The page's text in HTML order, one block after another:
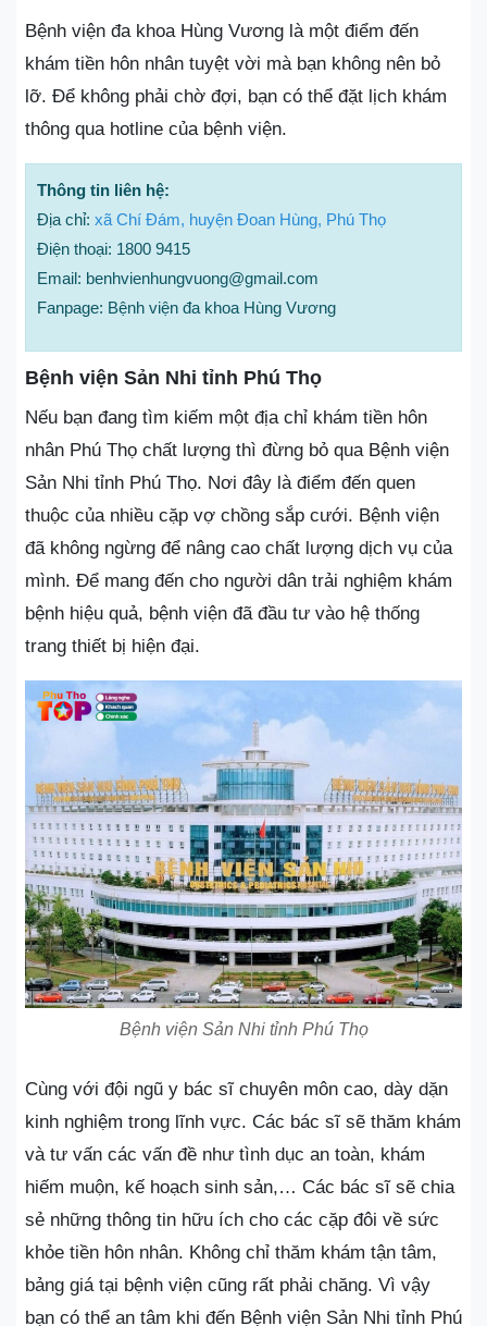
Bệnh viện đa khoa Hùng Vương là một điểm đến
khám tiền hôn nhân tuyệt vời mà bạn không nên bỏ
lỡ. Để không phải chờ đợi, bạn có thể đặt lịch khám
thông qua hotline của bệnh viện.
Thông tin liên hệ:
Địa chỉ: xã Chí Đám, huyện Đoan Hùng, Phú Thọ
Điện thoại: 1800 9415
Email: benhvienhungvuong@gmail.com
Fanpage: Bệnh viện đa khoa Hùng Vương
Bệnh viện Sản Nhi tỉnh Phú Thọ
Nếu bạn đang tìm kiếm một địa chỉ khám tiền hôn
nhân Phú Thọ chất lượng thì đừng bỏ qua Bệnh viện
Sản Nhi tỉnh Phú Thọ. Nơi đây là điểm đến quen
thuộc của nhiều cặp vợ chồng sắp cưới. Bệnh viện
đã không ngừng để nâng cao chất lượng dịch vụ của
mình. Để mang đến cho người dân trải nghiệm khám
bệnh hiệu quả, bệnh viện đã đầu tư vào hệ thống
trang thiết bị hiện đại.
Bệnh viện Sản Nhi tỉnh Phú Thọ
Cùng với đội ngũ y bác sĩ chuyên môn cao, dày dặn
kinh nghiệm trong lĩnh vực. Các bác sĩ sẽ thăm khám
và tư vấn các vấn đề như tình dục an toàn, khám
hiếm muộn, kế hoạch sinh sản,… Các bác sĩ sẽ chia
sẻ những thông tin hữu ích cho các cặp đôi về sức
khỏe tiền hôn nhân. Không chỉ thăm khám tận tâm,
bảng giá tại bệnh viện cũng rất phải chăng. Vì vậy
bạn có thể an tâm khi đến Bệnh viện Sản Nhi tỉnh Phú